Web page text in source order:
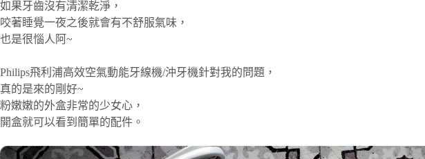
如果牙齒沒有清潔乾淨，
咬著睡覺一夜之後就會有不舒服氣味，
也是很惱人阿~
Philips飛利浦高效空氣動能牙線機/沖牙機針對我的問題，
真的是來的剛好~
粉嫩嫩的外盒非常的少女心，
開盒就可以看到簡單的配件。